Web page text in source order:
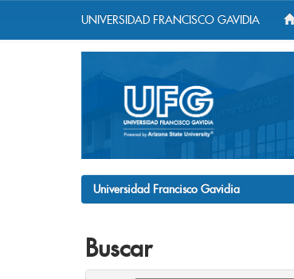
UNIVERSIDAD FRANCISCO GAVIDIA
Universidad Francisco Gavidia
Buscar